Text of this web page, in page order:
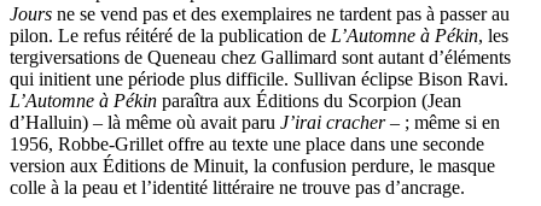
Jours ne se vend pas et des exemplaires ne tardent pas à passer au
pilon. Le refus réitéré de la publication de L’Automne à Pékin, les
tergiversations de Queneau chez Gallimard sont autant d’éléments
qui initient une période plus difficile. Sullivan éclipse Bison Ravi.
L’Automne à Pékin paraîtra aux Éditions du Scorpion (Jean
d’Halluin) – là même où avait paru J’irai cracher – ; même si en
1956, Robbe-Grillet offre au texte une place dans une seconde
version aux Éditions de Minuit, la confusion perdure, le masque
colle à la peau et l’identité littéraire ne trouve pas d’ancrage.